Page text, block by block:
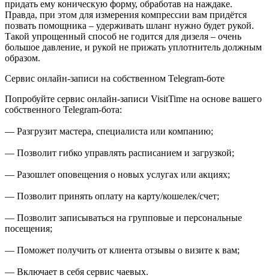
придать ему коническую форму, обработав на наждаке.
Правда, при этом для измерения компрессии вам придётся
позвать помощника – удерживать шланг нужно будет рукой.
Такой упрощенный способ не годится для дизеля – очень
большое давление, и рукой не прижать уплотнитель должным
образом.
Сервис онлайн-записи на собственном Telegram-боте
Попробуйте сервис онлайн-записи VisitTime на основе вашего
собственного Telegram-бота:
— Разгрузит мастера, специалиста или компанию;
— Позволит гибко управлять расписанием и загрузкой;
— Разошлет оповещения о новых услугах или акциях;
— Позволит принять оплату на карту/кошелек/счет;
— Позволит записываться на групповые и персональные
посещения;
— Поможет получить от клиента отзывы о визите к вам;
— Включает в себя сервис чаевых.